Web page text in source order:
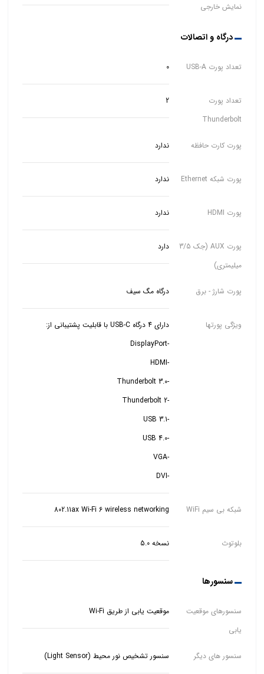
نمایش خارجی
درگاه و اتصالات
تعداد پورت USB-A 0
تعداد پورت
Thunderbolt
2
پورت کارت حافظه ندارد
پورت شبکه Ethernet ندارد
پورت HDMI ندارد
پورت AUX (جک 3/5
میلیمتری)
دارد
پورت شارژ - برق درگاه مگ سیف
ویژگی پورتها
-DisplayPort
-HDMI
-USB 3.1
-USB 4.0
-VGA
-DVI
شبکه بی سیم WiFi 802.11ax Wi-Fi 6 wireless networking
بلوتوث نسخه 5.0
سنسورها
سنسورهای موقعیت
یابی
موقعیت یابی از طریق Wi-Fi
سنسور های دیگر سنسور تشخیص نور محیط (Light Sensor)